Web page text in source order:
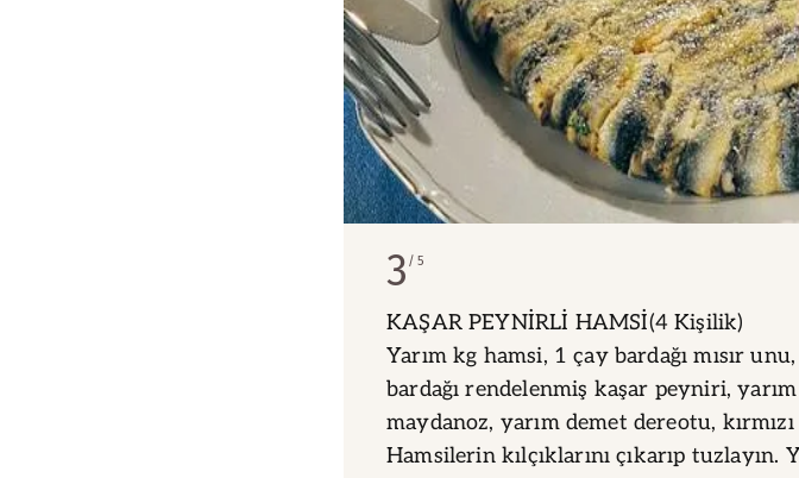
3 5
KAŞAR PEYNİRLİ HAMSİ(4 Kişilik)
Yarım kg hamsi, 1 çay bardağı mısır
bardağı rendelenmiş kaşar peyniri,
maydanoz, yarım demet dereotu,
Hamsilerin kılçıklarını çıkarıp tuzlayın.